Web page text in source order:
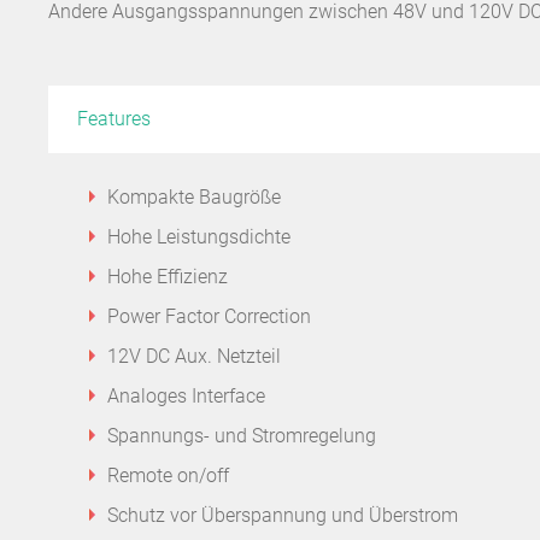
Andere Ausgangsspannungen zwischen 48V und 120V
Features
Kompakte Baugröße
Hohe Leistungsdichte
Hohe Effizienz
Power Factor Correction
12V DC Aux. Netzteil
Analoges Interface
Spannungs- und Stromregelung
Remote on/off
Schutz vor Überspannung und Überstrom